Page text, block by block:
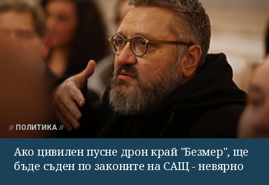
ПОЛИТИКА
Ако цивилен пусне дрон край "Безмер", ще
бъде съден по законите на САЩ - невярно